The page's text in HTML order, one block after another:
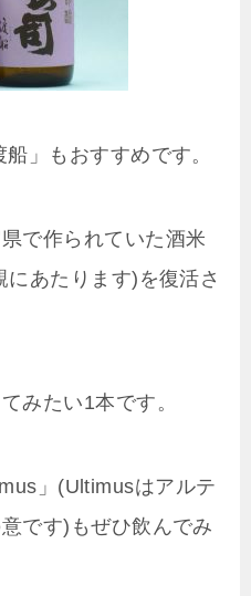
」もおすすめです。
で作られていた酒米
にあたります)を復活さ
みたい1本です。
」(Ultimusはアルテ
です)もぜひ飲んでみ